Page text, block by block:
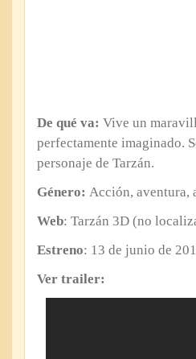
De qué va: Vive un
perfectamente imaginado.
personaje de Tarzán.
Género: Acción, aventura,
Web: Tarzán 3D (no
Estreno: 13 de junio de
Ver trailer: